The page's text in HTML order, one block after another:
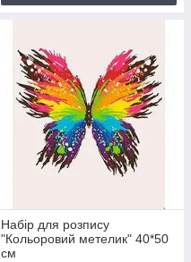
Набір для розпису
"Кольоровий метелик" 40*50
см